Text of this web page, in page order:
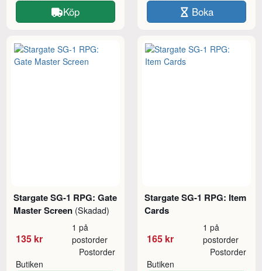
Köp Boka
Stargate SG-1 RPG: Gate
Master Screen (Skadad)
135 kr
1 på
postorder
Butiken
Postorder
Stargate SG-1 RPG: Item
Cards
165 kr
1 på
postorder
Butiken
Postorder